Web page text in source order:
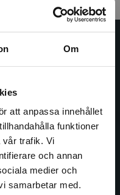
Om
att anpassa innehållet
funktioner
vår trafik. Vi
och annan
medier och
samarbetar med.
kurslitteratur,
Studentlitteratur med